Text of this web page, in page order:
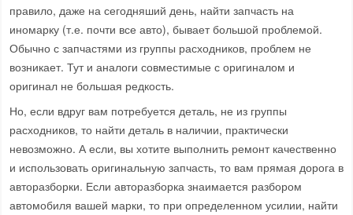
правило, даже на сегодняший день, найти запчасть на
иномарку (т.е. почти все авто), бывает большой проблемой.
Обычно с запчастями из группы расходников, проблем не
возникает. Тут и аналоги совместимые с оригиналом и
оригинал не большая редкость.
Но, если вдруг вам потребуется деталь, не из группы
расходников, то найти деталь в наличии, практически
невозможно. А если, вы хотите выполнить ремонт качественно
и использовать оригинальную запчасть, то вам прямая дорога в
авторазборки. Если авторазборка знаимается разбором
автомобиля вашей марки, то при определенном усилии, найти